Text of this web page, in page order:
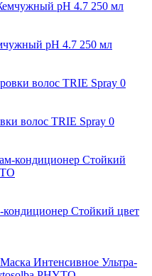
pH 4.7 250 мл
волос TRIE Spray 0
Стойкий цвет